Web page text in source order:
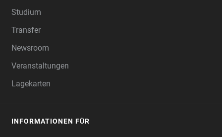
Studium
Transfer
Newsroom
Veranstaltungen
Lagekarten
INFORMATIONEN FÜR